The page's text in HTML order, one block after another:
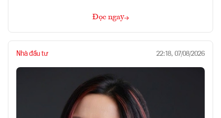
Đọc ngay
Nhà đầu tư 22:18, 07/08/2026